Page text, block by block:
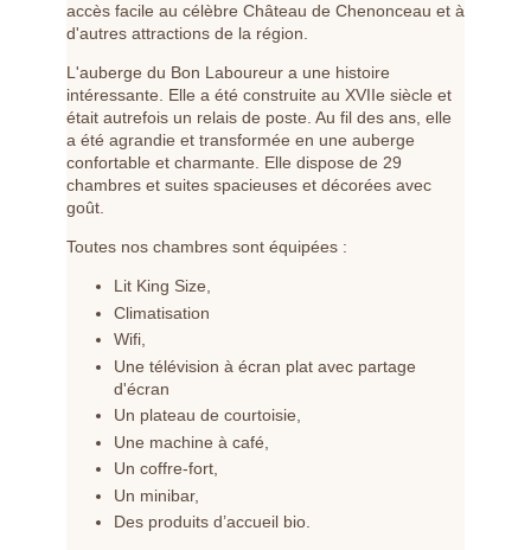
accès facile au célèbre Château de Chenonceau et à
d'autres attractions de la région.
L'auberge du Bon Laboureur a une histoire
intéressante. Elle a été construite au XVIIe siècle et
était autrefois un relais de poste. Au fil des ans, elle
a été agrandie et transformée en une auberge
confortable et charmante. Elle dispose de 29
chambres et suites spacieuses et décorées avec
goût.
Toutes nos chambres sont équipées :
Lit King Size,
Climatisation
Wifi,
Une télévision à écran plat avec partage
d'écran
Un plateau de courtoisie,
Une machine à café,
Un coffre-fort,
Un minibar,
Des produits d’accueil bio.